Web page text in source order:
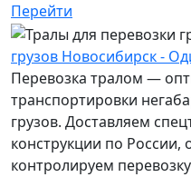
Перейти
грузов Новосибирск -
Перевозка тралом —
транспортировки
грузов. Доставляем
конструкции по
контролируем